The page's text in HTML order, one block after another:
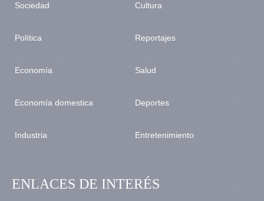
Sociedad
Política
Economía
Economía domestica
Industria
Cultura
Reportajes
Salud
Deportes
Entretenimiento
ENLACES DE INTERÉS